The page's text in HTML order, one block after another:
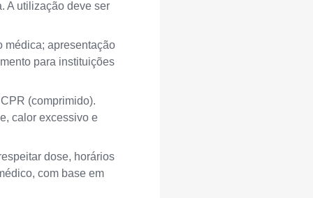
A utilização deve ser
médica; apresentação
para instituições
(comprimido).
calor excessivo e
dose, horários
com base em